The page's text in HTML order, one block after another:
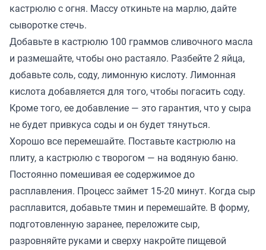
кастрюлю с огня. Массу откиньте на марлю, дайте
сыворотке стечь.
Добавьте в кастрюлю 100 граммов сливочного масла
и размешайте, чтобы оно растаяло. Разбейте 2 яйца,
добавьте соль, соду, лимонную кислоту. Лимонная
кислота добавляется для того, чтобы погасить соду.
Кроме того, ее добавление — это гарантия, что у сыра
не будет привкуса соды и он будет тянуться.
Хорошо все перемешайте. Поставьте кастрюлю на
плиту, а кастрюлю с творогом — на водяную баню.
Постоянно помешивая ее содержимое до
расплавления. Процесс займет 15-20 минут. Когда сыр
расплавится, добавьте тмин и перемешайте. В форму,
подготовленную заранее, переложите сыр,
разровняйте руками и сверху накройте пищевой